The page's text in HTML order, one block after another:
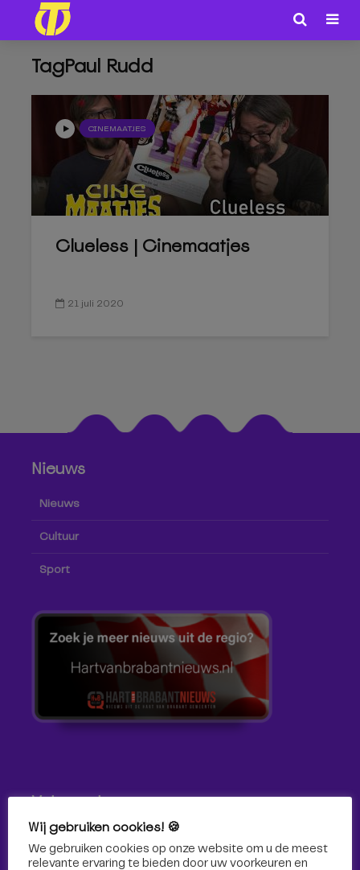
TagPaul Rudd
CINEMAATJES
Clueless | Cinemaatjes
21 juli 2020
Nieuws
Nieuws
Cultuur
Sport
Volg ons!
Volg Omroep Tilburg niet alleen hier, maar ook via social
media!
Wij gebruiken cookies! 🍪
We gebruiken cookies op onze website om u de meest
relevante ervaring te bieden door uw voorkeuren en